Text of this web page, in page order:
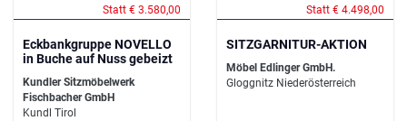
Statt € 3.580,00
Eckbankgruppe NOVELLO
in Buche auf Nuss gebeizt
Kundler Sitzmöbelwerk
Fischbacher GmbH
Kundl Tirol
Statt € 4.498,00
SITZGARNITUR-AKTION
Möbel Edlinger GmbH.
Gloggnitz Niederösterreich